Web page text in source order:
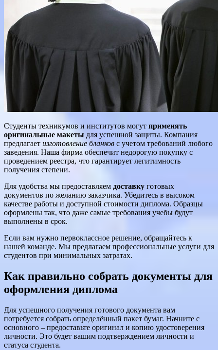
Студенты техникумов и институтов могут применять
оригинальные макеты для успешной защиты. Компания
предлагает изготовление бланков с учетом требований любого
заведения. Наша фирма обеспечит недорогую покупку с
проведением реестра, что гарантирует легитимность
получения степени.
Для удобства мы предоставляем доставку готовых
документов по желанию заказчика. Убедитесь в высоком
качестве работы и доступной стоимости диплома. Образцы
оформлены так, что даже самые требования учебы будут
выполнены в срок.
Если вам нужно первоклассное решение, обращайтесь к
нашей команде. Мы предлагаем профессиональные услуги для
студентов при минимальных затратах.
Как правильно собрать документы для
оформления диплома
Для успешного получения готового документа вам
потребуется собрать определённый пакет бумаг. Начните с
основного – предоставьте оригинал и копию удостоверения
личности. Это будет вашим подтверждением личности и
статуса студента.